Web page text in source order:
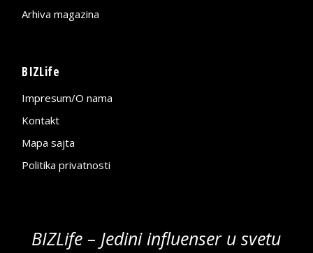
Arhiva magazina
BIZLife
Impresum/O nama
Kontakt
Mapa sajta
Politika privatnosti
BIZLife – Jedini influenser u svetu